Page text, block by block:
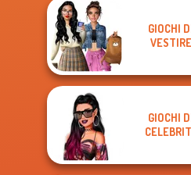
GIOCHI
VESTIRE
GIOCHI